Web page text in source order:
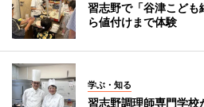
習志野で「谷津こども
ら値付けまで体験
学ぶ・知る
習志野調理師専門学校